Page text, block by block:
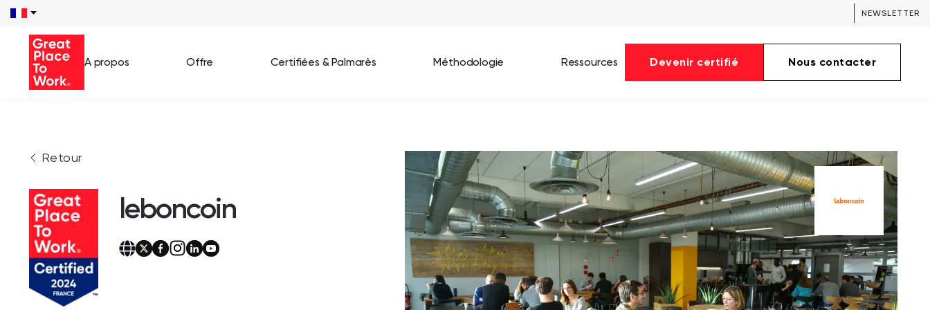
NEWSLETTER
A propos Offre Certifiées & Palmarès
Best Workplaces France 2026
Great Place To Work In Tech 2026
Best Workplaces For Women 2025
Best Workplaces Europe 2025
Tous nos palmarès
Méthodologie Ressources Devenir certifié Nous contacter
Retour
leboncoin